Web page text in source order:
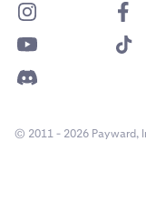
© 2011 - 2026 Payward,